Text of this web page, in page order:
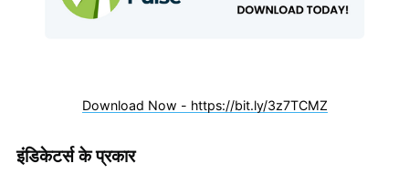
Download Now - https://bit.ly/3z7TCMZ
इंडिकेटर्स के प्रकार